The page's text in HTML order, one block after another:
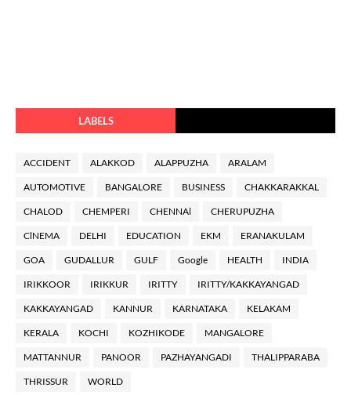
LABELS
ACCIDENT ALAKKOD ALAPPUZHA ARALAM
AUTOMOTIVE BANGALORE BUSINESS CHAKKARAKKAL
CHALOD CHEMPERI CHENNAl CHERUPUZHA
ClNEMA DELHI EDUCATION EKM ERANAKULAM
GOA GUDALLUR GULF Google HEALTH INDIA
IRIKKOOR IRIKKUR IRITTY IRITTY/KAKKAYANGAD
KAKKAYANGAD KANNUR KARNATAKA KELAKAM
KERALA KOCHI KOZHIKODE MANGALORE
MATTANNUR PANOOR PAZHAYANGADI THALIPPARABA
THRISSUR WORLD